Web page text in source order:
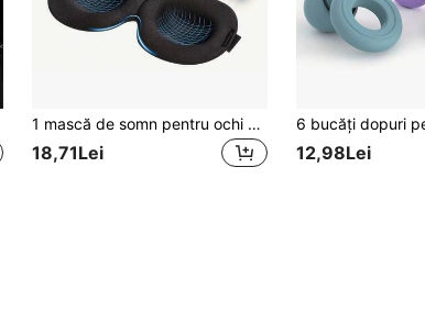
1 mască de somn pentru ochi conturată 3D, potrivită pentru cei care dorm pe spate și pe o parte - mască de ochi opacă, confortabilă
18,71Lei 12,98Lei